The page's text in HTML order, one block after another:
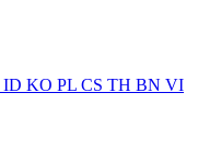
ID KO PL CS TH BN VI